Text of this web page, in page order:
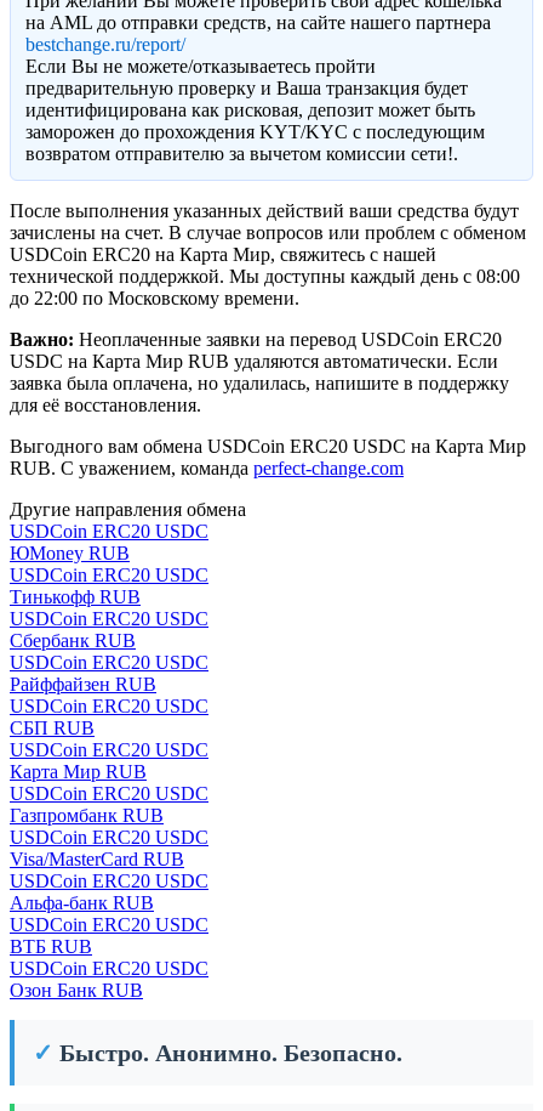
на AML до отправки средств, на сайте нашего партнера
bestchange.ru/report/
Eсли Вы не можете/отказываетесь пройти
предварительную проверку и Ваша транзакция будет
идентифицирована как рисковая, депозит может быть
заморожен до прохождения KYT/KYC с последующим
возвратом отправителю за вычетом комиссии сети!.
После выполнения указанных действий ваши средства будут
зачислены на счет. В случае вопросов или проблем с обменом
USDCoin ERC20 на Карта Мир, свяжитесь с нашей
технической поддержкой. Мы доступны каждый день с 08:00
до 22:00 по Московскому времени.
Важно: Неоплаченные заявки на перевод USDCoin ERC20
USDC на Карта Мир RUB удаляются автоматически. Если
заявка была оплачена, но удалилась, напишите в поддержку
для её восстановления.
Выгодного вам обмена USDCoin ERC20 USDC на Карта Мир
RUB. С уважением, команда perfect-change.com
Другие направления обмена
USDCoin ERC20 USDC
ЮMoney RUB
USDCoin ERC20 USDC
Тинькофф RUB
USDCoin ERC20 USDC
Сбербанк RUB
USDCoin ERC20 USDC
Райффайзен RUB
USDCoin ERC20 USDC
СБП RUB
USDCoin ERC20 USDC
Карта Мир RUB
USDCoin ERC20 USDC
Газпромбанк RUB
USDCoin ERC20 USDC
Visa/MasterCard RUB
USDCoin ERC20 USDC
Альфа-банк RUB
USDCoin ERC20 USDC
ВТБ RUB
USDCoin ERC20 USDC
Озон Банк RUB
✓ Быстро. Анонимно. Безопасно.